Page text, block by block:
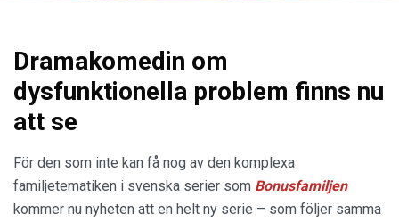
Dramakomedin om
dysfunktionella problem finns nu
att se
För den som inte kan få nog av den komplexa
familjetematiken i svenska serier som Bonusfamiljen
kommer nu nyheten att en helt ny serie – som följer samma